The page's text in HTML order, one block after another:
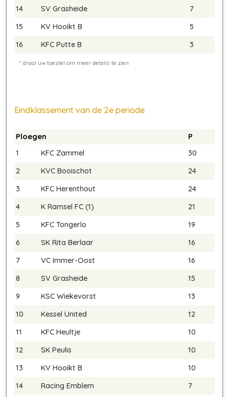
14 SV Grasheide
7
15
KV Hooikt B
5
16
KFC Putte B 3
Eindklassement van de 2e periode
Ploegen
P
1
KFC Zammel
30
2
KVC Booischot
24
3
KFC Herenthout
24
4
K Ramsel FC (1)
21
5
KFC Tongerlo
19
6
SK Rita Berlaar
16
7
VC Immer-Oost
16
8
SV Grasheide
15
9
KSC Wiekevorst
13
10
Kessel United
12
11
KFC Heultje
10
12
SK Peulis
10
13
KV Hooikt B
10
14
Racing Emblem
7